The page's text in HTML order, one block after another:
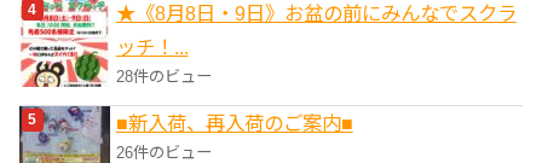
★《8月8日・9日》お盆の前にみんなでスクラ
ッチ！...
28件のビュー
■新入荷、再入荷のご案内■
26件のビュー